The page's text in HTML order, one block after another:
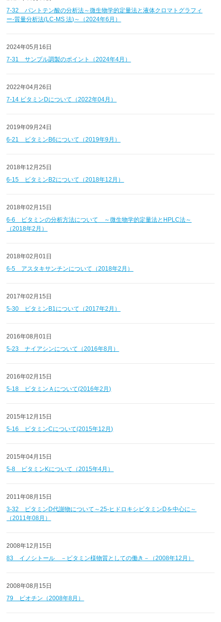
7-32 パントテン酸の分析法～微生物学的定量法と液体クロマトグラフィ
ー-質量分析法(LC-MS 法)～（2024年6月）
2024年05月16日
7-31 サンプル調製のポイント（2024年4月）
2022年04月26日
7-14 ビタミンDについて（2022年04月）
2019年09月24日
6-21 ビタミンB6について（2019年9月）
2018年12月25日
6-15 ビタミンB2について（2018年12月）
2018年02月15日
6-6 ビタミンの分析方法について ～微生物学的定量法とHPLC法～
（2018年2月）
2018年02月01日
6-5 アスタキサンチンについて（2018年2月）
2017年02月15日
5-30 ビタミンB1について（2017年2月）
2016年08月01日
5-23 ナイアシンについて（2016年8月）
2016年02月15日
5-18 ビタミンＡについて(2016年2月)
2015年12月15日
5-16 ビタミンCについて(2015年12月)
2015年04月15日
5-8 ビタミンKについて（2015年4月）
2011年08月15日
3-32 ビタミンD代謝物について～25-ヒドロキシビタミンDを中心に～
（2011年08月）
2008年12月15日
83 イノシトール －ビタミン様物質としての働き－（2008年12月）
2008年08月15日
79 ビオチン（2008年8月）